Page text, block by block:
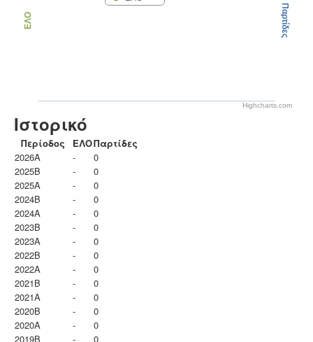
ΕΛΟ Παρτίδες
Highcharts.com
Ιστορικό
Περίοδος ΕΛΟΠαρτίδες
2026A
-
0
2025B
-
0
2025A
-
0
2024B
-
0
2024A
-
0
2023B
-
0
2023Α
-
0
2022B
-
0
2022A
-
0
2021B
-
0
2021A
-
0
2020B
-
0
2020A
-
0
2019B
- 0